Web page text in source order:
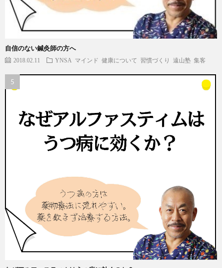
自信のない鍼灸師の方へ
2018.02.11 YNSA マインド 健康について 習慣づくり 遠山塾 集客